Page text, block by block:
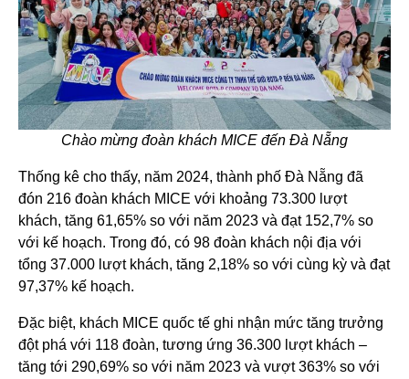
Chào mừng đoàn khách MICE đến Đà Nẵng
Thống kê cho thấy, năm 2024, thành phố Đà Nẵng đã
đón 216 đoàn khách MICE với khoảng 73.300 lượt
khách, tăng 61,65% so với năm 2023 và đạt 152,7% so
với kế hoạch. Trong đó, có 98 đoàn khách nội địa với
tổng 37.000 lượt khách, tăng 2,18% so với cùng kỳ và đạt
97,37% kế hoạch.
Đặc biệt, khách MICE quốc tế ghi nhận mức tăng trưởng
đột phá với 118 đoàn, tương ứng 36.300 lượt khách –
tăng tới 290,69% so với năm 2023 và vượt 363% so với